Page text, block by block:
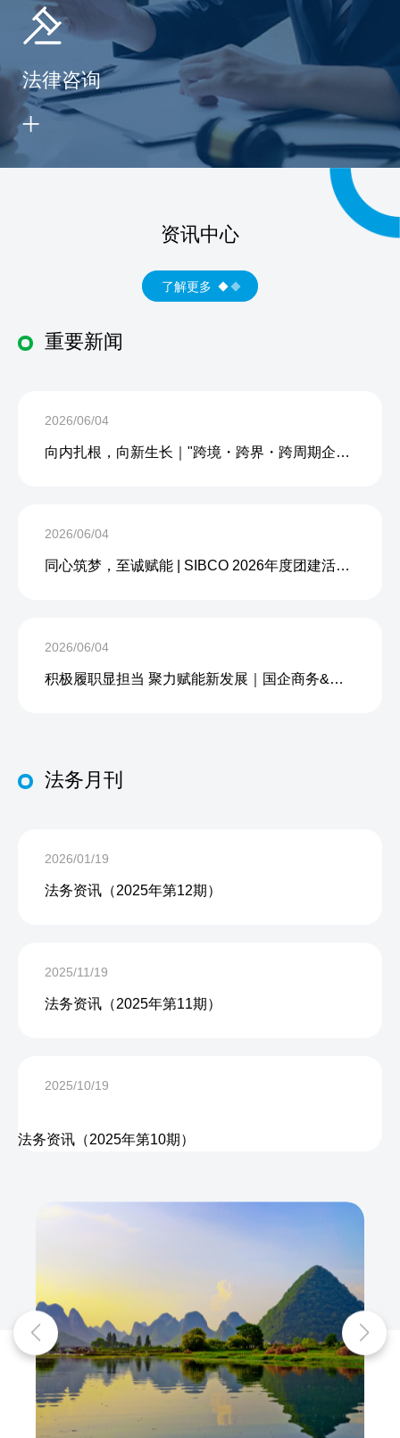
法律咨询
资讯中心
了解更多
重要新闻
2026/06/04
向内扎根，向新生长｜"跨境・跨界・跨周期企业内生力沙龙"成功举办
2026/06/04
同心筑梦，至诚赋能 | SIBCO 2026年度团建活动圆满收官
2026/06/04
积极履职显担当 聚力赋能新发展｜国企商务&中企人力出席上海现代服务业联合会第五届会员大会第三次会议暨2026服务业高质量发展大会
法务月刊
2026/01/19
法务资讯（2025年第12期）
2025/11/19
法务资讯（2025年第11期）
2025/10/19
法务资讯（2025年第10期）